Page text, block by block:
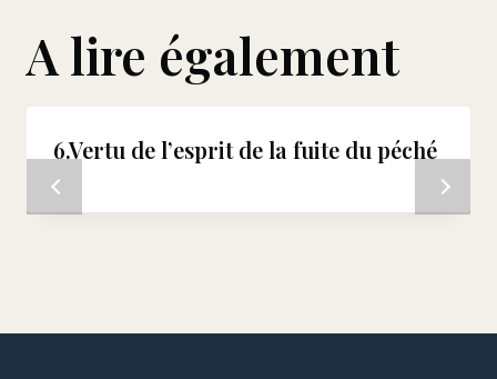
A lire également
6.Vertu de l’esprit de la fuite du péché